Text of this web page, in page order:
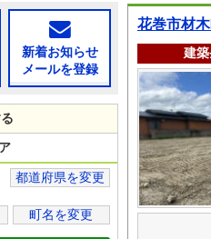
花巻市材
建
新着お知らせ
メールを登録
都道府県を変更
町名を変更